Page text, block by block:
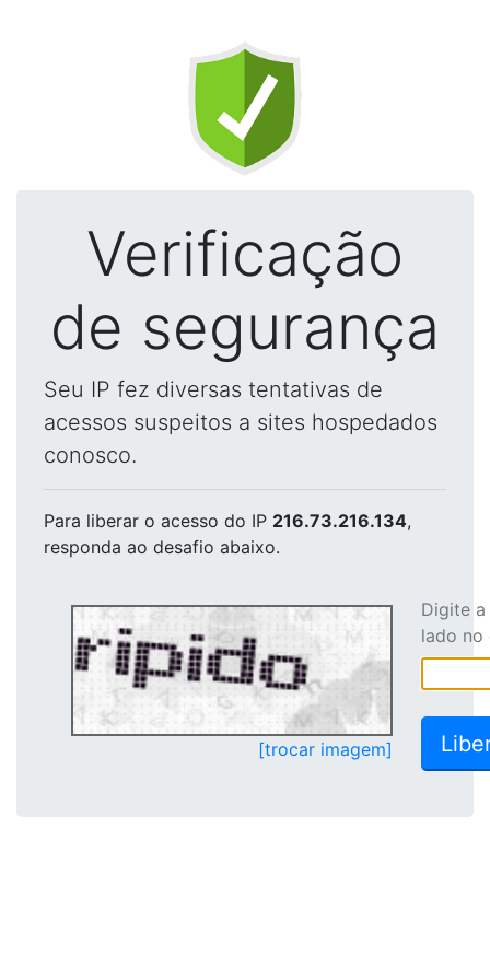
Verificação
de segurança
Seu IP fez diversas tentativas de
acessos suspeitos a sites hospedados
conosco.
Para liberar o acesso do IP 216.73.216.134,
responda ao desafio abaixo.
[trocar imagem]
Digite
lado no